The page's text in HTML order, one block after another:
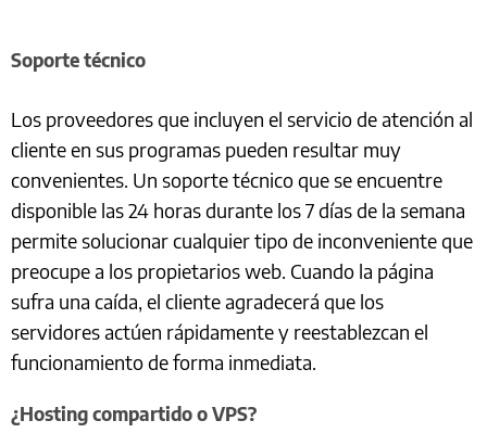
Soporte técnico
Los proveedores que incluyen el servicio de atención al
cliente en sus programas pueden resultar muy
convenientes. Un soporte técnico que se encuentre
disponible las 24 horas durante los 7 días de la semana
permite solucionar cualquier tipo de inconveniente que
preocupe a los propietarios web. Cuando la página
sufra una caída, el cliente agradecerá que los
servidores actúen rápidamente y reestablezcan el
funcionamiento de forma inmediata.
¿Hosting compartido o VPS?